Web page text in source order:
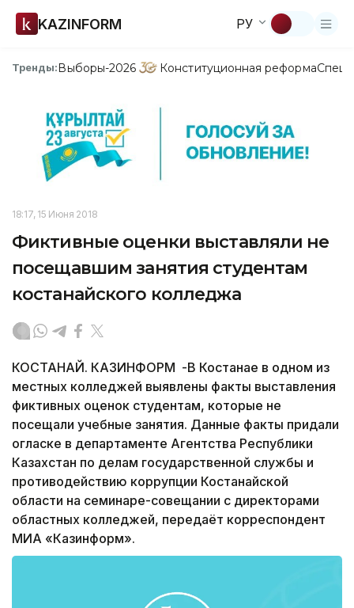
KAZINFORM РУ
Тренды:Выборы-2026 Конституционная реформа
18:17, 15 Июня 2018
Фиктивные оценки выставляли не
посещавшим занятия студентам
костанайского колледжа
КОСТАНАЙ. КАЗИНФОРМ -В Костанае в одном из
местных колледжей выявлены факты выставления
фиктивных оценок студентам, которые не
посещали учебные занятия. Данные факты придали
огласке в департаменте Агентства Республики
Казахстан по делам государственной службы и
противодействию коррупции Костанайской
области на семинаре-совещании с директорами
областных колледжей, передаёт корреспондент
МИА «Казинформ».